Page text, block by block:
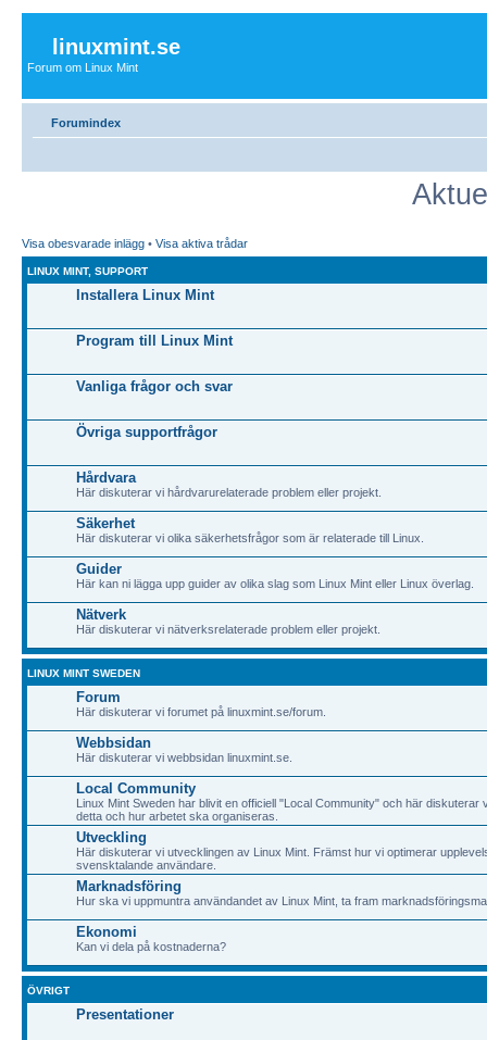
linuxmint.se
Forum om Linux Mint
Forumindex
Visa obesvarade inlägg • Visa aktiva trådar
LINUX MINT, SUPPORT
Installera Linux Mint
Program till Linux Mint
Vanliga frågor och svar
Övriga supportfrågor
Hårdvara
Här diskuterar vi hårdvarurelaterade problem eller projekt.
Säkerhet
Här diskuterar vi olika säkerhetsfrågor som är relaterade till Linux.
Guider
Här kan ni lägga upp guider av olika slag som Linux Mint eller Linux överlag.
Nätverk
Här diskuterar vi nätverksrelaterade problem eller projekt.
LINUX MINT SWEDEN
Forum
Här diskuterar vi forumet på linuxmint.se/forum.
Webbsidan
Här diskuterar vi webbsidan linuxmint.se.
Local Community
Linux Mint Sweden har blivit en officiell "Local Community" och här diskuterar
detta och hur arbetet ska organiseras.
Utveckling
Här diskuterar vi utvecklingen av Linux Mint. Främst hur vi optimerar
svensktalande användare.
Marknadsföring
Hur ska vi uppmuntra användandet av Linux Mint, ta fram
Ekonomi
Kan vi dela på kostnaderna?
ÖVRIGT
Presentationer